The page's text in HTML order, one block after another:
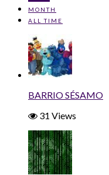
MONTH
ALL TIME
BARRIO SÉSAMO
31 Views